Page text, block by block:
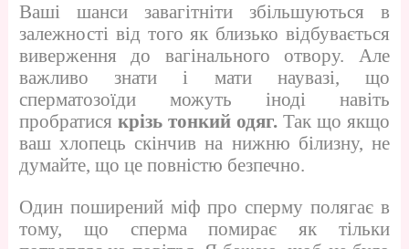
Ваші шанси завагітніти збільшуються в
залежності від того як близько відбувається
виверження до вагінального отвору. Але
важливо знати і мати наувазі, що
сперматозоїди можуть іноді навіть
пробратися крізь тонкий одяг.Так що якщо
ваш хлопець скінчив на нижню білизну, не
думайте, що це повністю безпечно.
Один поширений міф про сперму полягає в
тому, що сперма помирає як тільки